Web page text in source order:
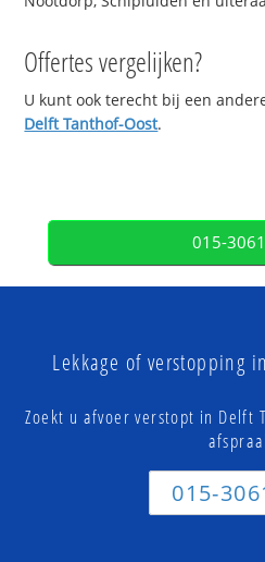
Offertes vergelijken?
U kunt ook terecht bij een
Delft Tanthof-Oost.
015-
Lekkage of verstopping
Zoekt u afvoer verstopt in Delft
015-